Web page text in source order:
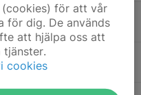
för att vår
för dig. De används
att hjälpa oss att
cookies